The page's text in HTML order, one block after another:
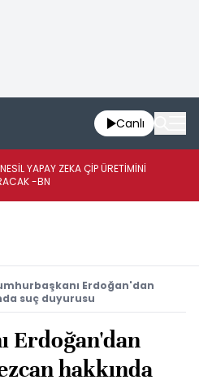
Canlı
YAPAY ZEKA ÇİP ÜRETİMİNİ
-BN
Erdoğan'dan
suç duyurusu
Erdoğan'dan
hakkında